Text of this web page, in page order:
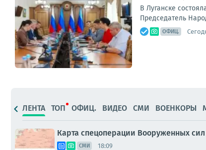
В Луганске
Председатель
ОФИЦ.
ЛЕНТА ТОП ОФИЦ. ВИДЕО СМИ ВОЕНКОРЫ
Карта спецоперации Вооруженных
СМИ 18:09